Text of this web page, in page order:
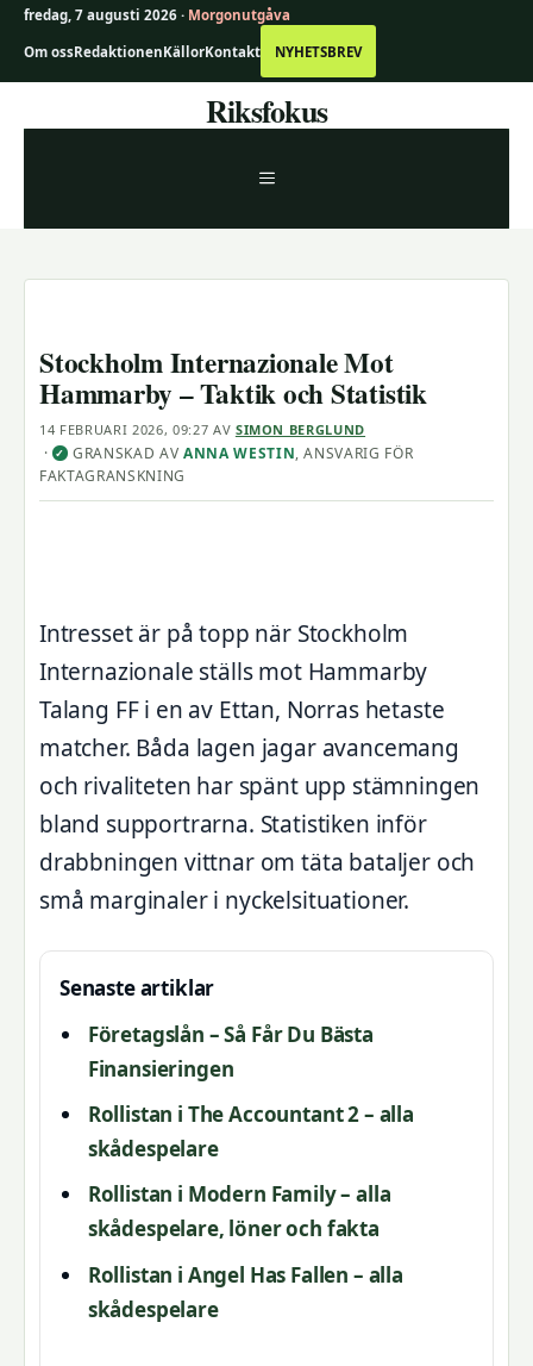
fredag, 7 augusti 2026 · Morgonutgåva
Om ossRedaktionenKällorKontakt NYHETSBREV
Riksfokus
MENY
Stockholm Internazionale Mot
Hammarby – Taktik och Statistik
14 FEBRUARI 2026, 09:27 AV SIMON BERGLUND
· ✓ GRANSKAD AV ANNA WESTIN, ANSVARIG FÖR
FAKTAGRANSKNING
Intresset är på topp när Stockholm
Internazionale ställs mot Hammarby
Talang FF i en av Ettan, Norras hetaste
matcher. Båda lagen jagar avancemang
och rivaliteten har spänt upp stämningen
bland supportrarna. Statistiken inför
drabbningen vittnar om täta bataljer och
små marginaler i nyckelsituationer.
Senaste artiklar
Företagslån – Så Får Du Bästa
Finansieringen
Rollistan i The Accountant 2 – alla
skådespelare
Rollistan i Modern Family – alla
skådespelare, löner och fakta
Rollistan i Angel Has Fallen – alla
skådespelare